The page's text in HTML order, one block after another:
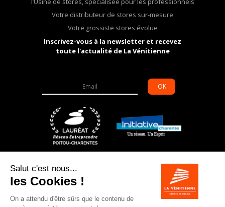
Votre distributeur de stores sur-mesure
Votre grossiste stores évolue
Inscrivez-vous à la newsletter et recevez
toute l'actualité de La Vénitienne
OK